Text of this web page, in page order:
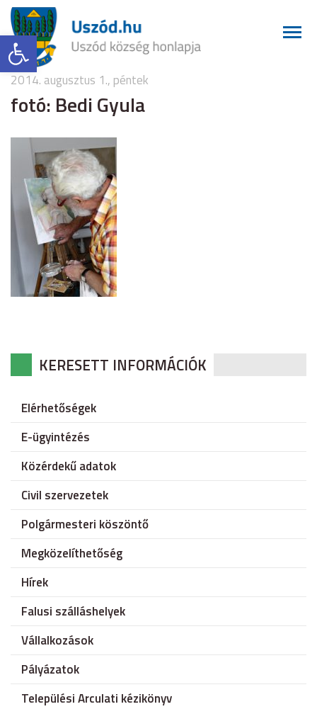
Eszköztár megnyitása
2014. augusztus 1., péntek
fotó: Bedi Gyula
KERESETT INFORMÁCIÓK
Elérhetőségek
E-ügyintézés
Közérdekű adatok
Civil szervezetek
Polgármesteri köszöntő
Megközelíthetőség
Hírek
Falusi szálláshelyek
Vállalkozások
Pályázatok
Települési Arculati kézikönyv